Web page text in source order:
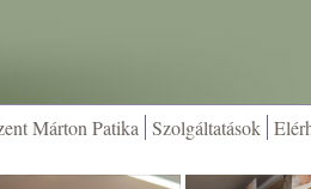
Márton Patika Szolgáltatások